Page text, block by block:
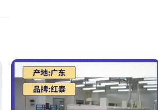
场景中发挥真正的环保价值。
景多样，但其价值体现取决于场景的
型场景及其适配的工艺品类型：